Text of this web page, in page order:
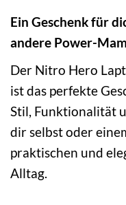
Ein Geschenk für
andere Power-
Der Nitro Hero
ist das perfekte
Stil, Funktionalität
dir selbst oder
praktischen und
Alltag.